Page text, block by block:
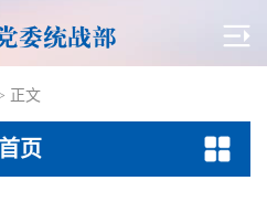
正文
首页